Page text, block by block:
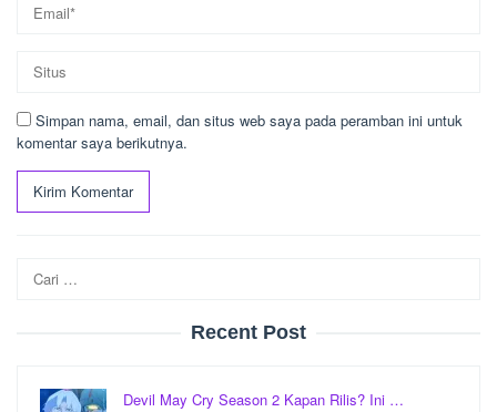
Simpan nama, email, dan situs web saya pada peramban ini untuk
komentar saya berikutnya.
Cari
untuk:
Recent Post
Devil May Cry Season 2 Kapan Rilis? Ini …